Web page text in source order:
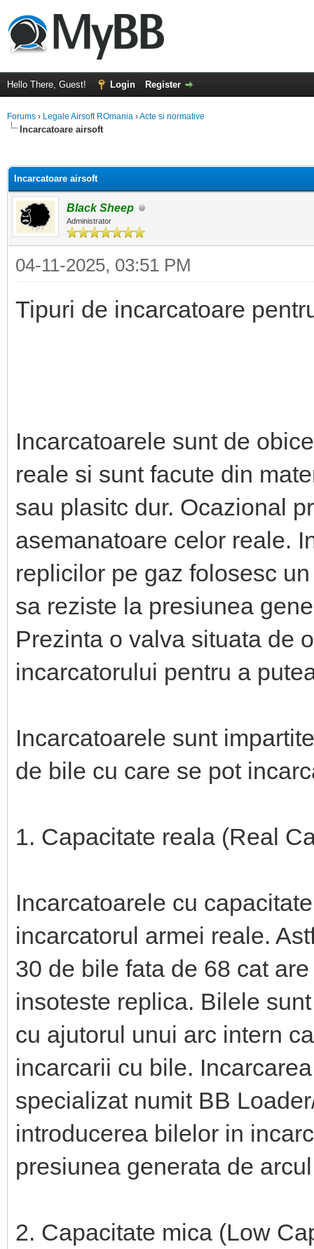
Hello There, Guest! Login Register
Forums › Legale Airsoft ROmania ›Acte si normative
Incarcatoare airsoft
Incarcatoare airsoft
Black Sheep
Administrator
04-11-2025, 03:51 PM
Tipuri de incarcatoare
Incarcatoarele sunt de
reale si sunt facute din
sau plasitc dur. Ocazional
asemanatoare celor reale.
replicilor pe gaz folosesc
sa reziste la presiunea
Prezinta o valva situata de
incarcatorului pentru a
Incarcatoarele sunt
de bile cu care se pot
1. Capacitate reala (Real
Incarcatoarele cu
incarcatorul armei reale.
30 de bile fata de 68 cat
insoteste replica. Bilele
cu ajutorul unui arc intern
incarcarii cu bile.
specializat numit BB
introducerea bilelor in
presiunea generata de
2. Capacitate mica (Low